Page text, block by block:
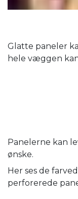
Glatte paneler
hele væggen
Panelerne kan
ønske.
Her ses de
perforerede